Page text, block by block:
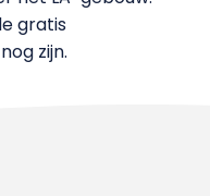
gratis
zijn.